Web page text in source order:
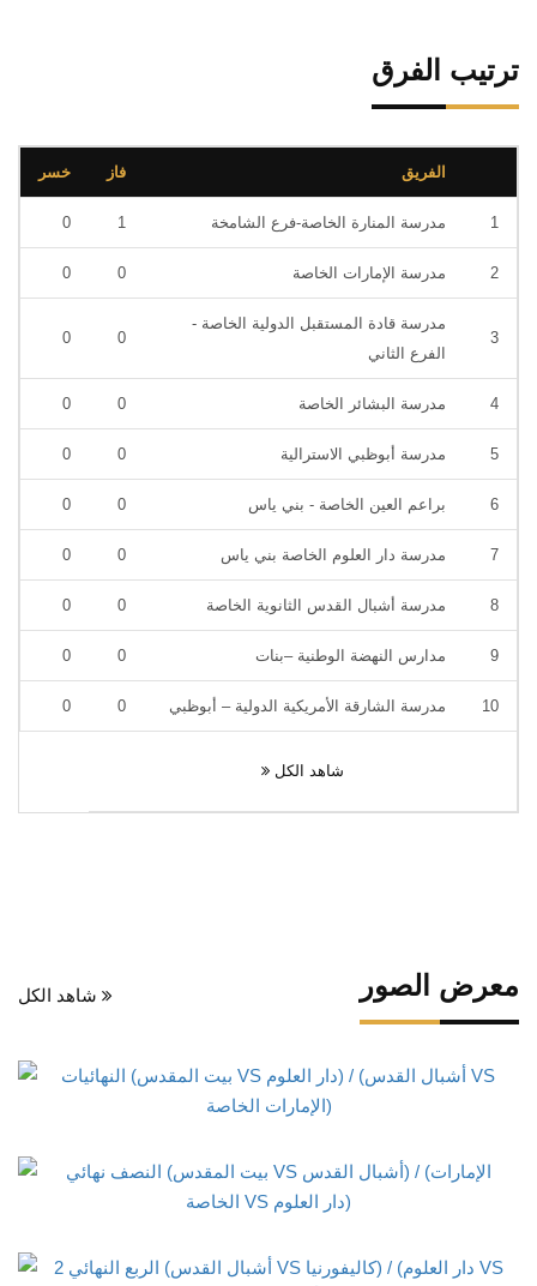
ترتيب الفرق
الفريق فاز خسر
1 مدرسة المنارة الخاصة-فرع الشامخة 1
0
2 مدرسة الإمارات الخاصة 0
0
3
مدرسة قادة المستقبل الدولية الخاصة -
الفرع الثاني
0
0
4 مدرسة البشائر الخاصة 0
0
5 مدرسة أبوظبي الاسترالية 0
0
6 براعم العين الخاصة - بني ياس 0
0
7 مدرسة دار العلوم الخاصة بني ياس 0
0
8 مدرسة أشبال القدس الثانوية الخاصة 0
0
9 مدارس النهضة الوطنية –بنات 0
0
10 مدرسة الشارقة الأمريكية الدولية – أبوظبي 0
0
شاهد الكل
معرض الصور شاهد الكل